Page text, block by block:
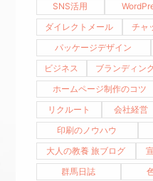
SNS活用
ダイレクトメール
チャ
パッケージデザイン
ビジネス
ブランディン
ホームページ制作のコツ
リクルート
会社経営
印刷のノウハウ
大人の教養 旅ブログ
群馬日誌